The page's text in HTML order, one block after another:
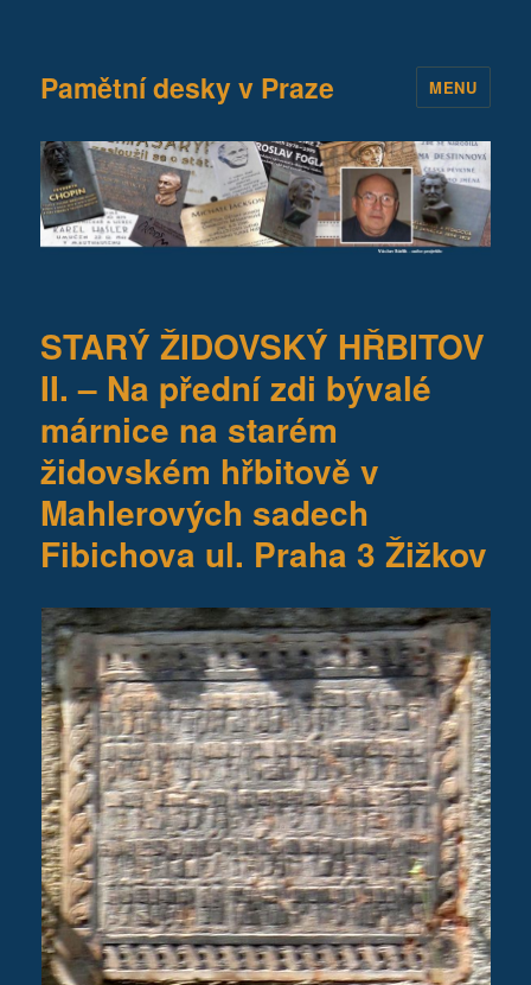
Pamětní desky v Praze MENU
STARÝ ŽIDOVSKÝ HŘBITOV
II. – Na přední zdi bývalé
márnice na starém
židovském hřbitově v
Mahlerových sadech
Fibichova ul. Praha 3 Žižkov